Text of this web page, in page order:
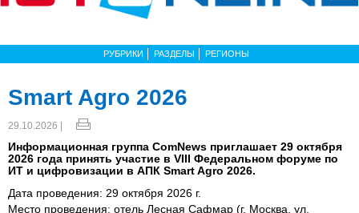
РУБРИКИ РАЗДЕЛЫ РЕГИОНЫ
Smart Agro 2026
29.10.2026 |
Информационная группа ComNews приглашает 29 октября
2026 года принять участие в VIII Федеральном форуме по
ИТ и цифровизации в АПК Smart Agro 2026.
Дата проведения: 29 октября 2026 г.
Место проведения: отель Лесная Сафмар (г. Москва, ул.